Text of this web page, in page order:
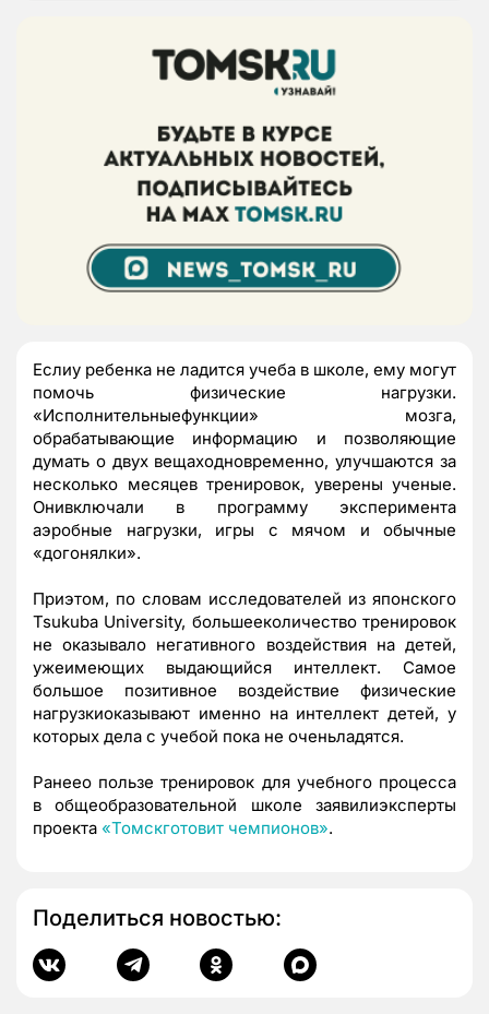
Еслиу ребенка не ладится учеба в школе, ему могут
помочь физические нагрузки.
«Исполнительныефункции» мозга,
обрабатывающие информацию и позволяющие
думать о двух вещаходновременно, улучшаются за
несколько месяцев тренировок, уверены ученые.
Онивключали в программу эксперимента
аэробные нагрузки, игры с мячом и обычные
«догонялки».
Приэтом, по словам исследователей из японского
Tsukuba University, большееколичество тренировок
не оказывало негативного воздействия на детей,
ужеимеющих выдающийся интеллект. Самое
большое позитивное воздействие физические
нагрузкиоказывают именно на интеллект детей, у
которых дела с учебой пока не оченьладятся.
Ранеео пользе тренировок для учебного процесса
в общеобразовательной школе заявилиэксперты
проекта «Томскготовит чемпионов».
Поделиться новостью: